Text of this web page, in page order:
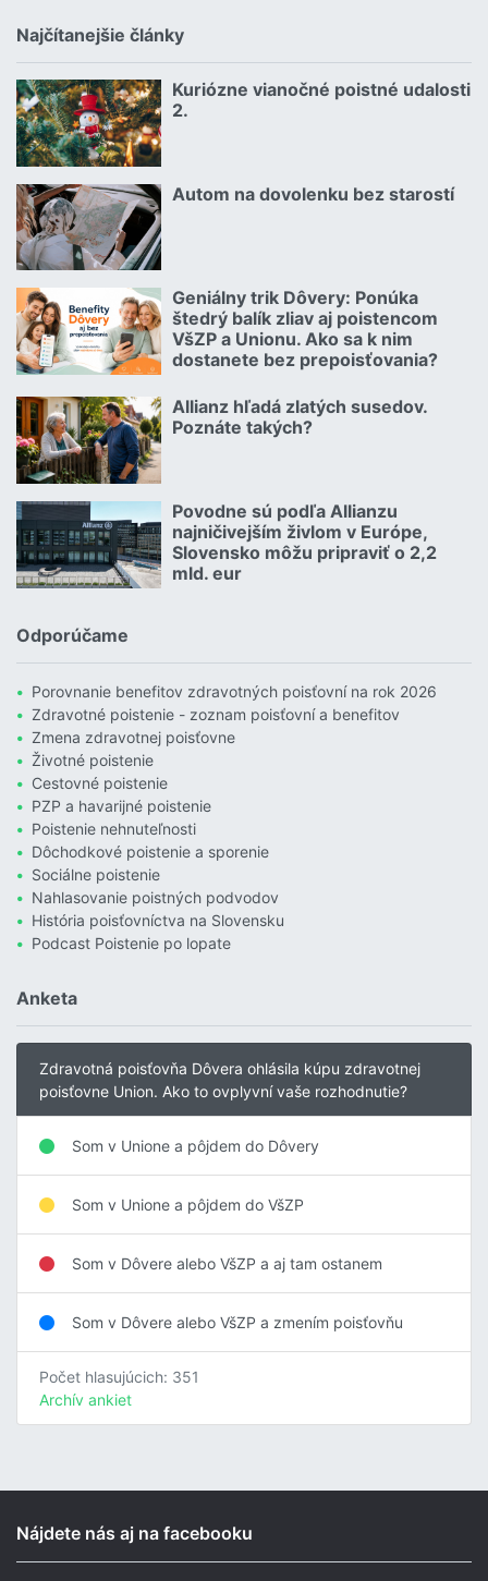
Najčítanejšie články
Kuriózne vianočné poistné udalosti
2.
18.12.2024 | | redakcia
Autom na dovolenku bez starostí
02.07.2026 |
Geniálny trik Dôvery: Ponúka
štedrý balík zliav aj poistencom
VšZP a Unionu. Ako sa k nim
dostanete bez prepoisťovania?
06.07.2026 | | redakcia
Allianz hľadá zlatých susedov.
Poznáte takých?
08.07.2026 |
Povodne sú podľa Allianzu
najničivejším živlom v Európe,
Slovensko môžu pripraviť o 2,2
mld. eur
23.07.2026 |
Odporúčame
Porovnanie benefitov zdravotných poisťovní na rok 2026
Zdravotné poistenie - zoznam poisťovní a benefitov
Zmena zdravotnej poisťovne
Životné poistenie
Cestovné poistenie
PZP a havarijné poistenie
Poistenie nehnuteľnosti
Dôchodkové poistenie a sporenie
Sociálne poistenie
Nahlasovanie poistných podvodov
História poisťovníctva na Slovensku
Podcast Poistenie po lopate
Anketa
Zdravotná poisťovňa Dôvera ohlásila kúpu zdravotnej
poisťovne Union. Ako to ovplyvní vaše rozhodnutie?
Som v Unione a pôjdem do Dôvery
Som v Unione a pôjdem do VšZP
Som v Dôvere alebo VšZP a aj tam ostanem
Som v Dôvere alebo VšZP a zmením poisťovňu
Počet hlasujúcich: 351
Archív ankiet
Nájdete nás aj na facebooku